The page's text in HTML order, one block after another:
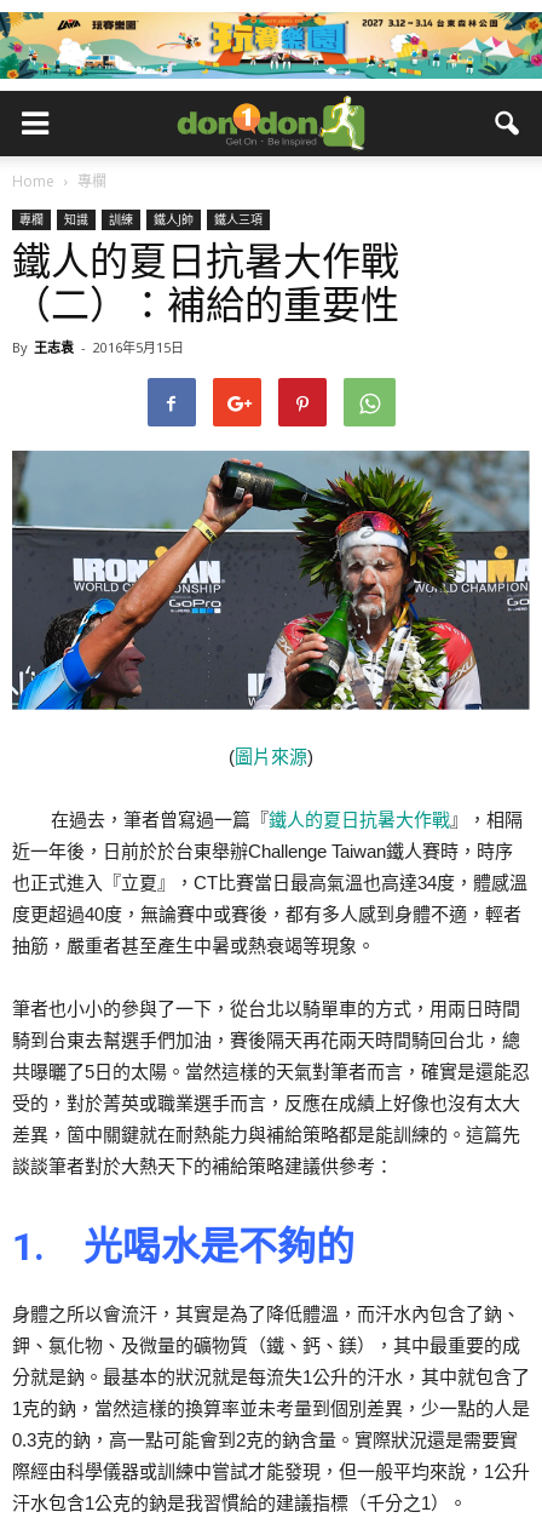
Home 專欄
專欄 知識 訓練 鐵人J帥 鐵人三項
鐵人的夏日抗暑大作戰
（二）：補給的重要性
By 王志袁 - 2016年5月15日
(圖片來源)
在過去，筆者曾寫過一篇『鐵人的夏日抗暑大作戰』，相隔
近一年後，日前於於台東舉辦Challenge Taiwan鐵人賽時，時序
也正式進入『立夏』，CT比賽當日最高氣溫也高達34度，體感溫
度更超過40度，無論賽中或賽後，都有多人感到身體不適，輕者
抽筋，嚴重者甚至產生中暑或熱衰竭等現象。
筆者也小小的參與了一下，從台北以騎單車的方式，用兩日時間
騎到台東去幫選手們加油，賽後隔天再花兩天時間騎回台北，總
共曝曬了5日的太陽。當然這樣的天氣對筆者而言，確實是還能忍
受的，對於菁英或職業選手而言，反應在成績上好像也沒有太大
差異，箇中關鍵就在耐熱能力與補給策略都是能訓練的。這篇先
談談筆者對於大熱天下的補給策略建議供參考：
1. 光喝水是不夠的
身體之所以會流汗，其實是為了降低體溫，而汗水內包含了鈉、
鉀、氯化物、及微量的礦物質（鐵、鈣、鎂），其中最重要的成
分就是鈉。最基本的狀況就是每流失1公升的汗水，其中就包含了
1克的鈉，當然這樣的換算率並未考量到個別差異，少一點的人是
0.3克的鈉，高一點可能會到2克的鈉含量。實際狀況還是需要實
際經由科學儀器或訓練中嘗試才能發現，但一般平均來說，1公升
汗水包含1公克的鈉是我習慣給的建議指標（千分之1）。